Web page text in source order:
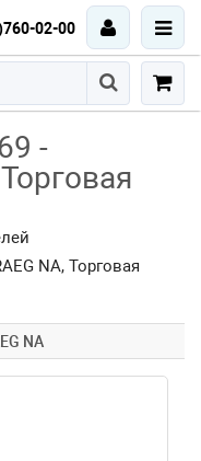
02-00
-
NA, Торговая
NA